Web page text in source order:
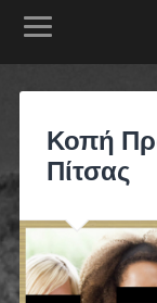
Κοπή
Πίτσας